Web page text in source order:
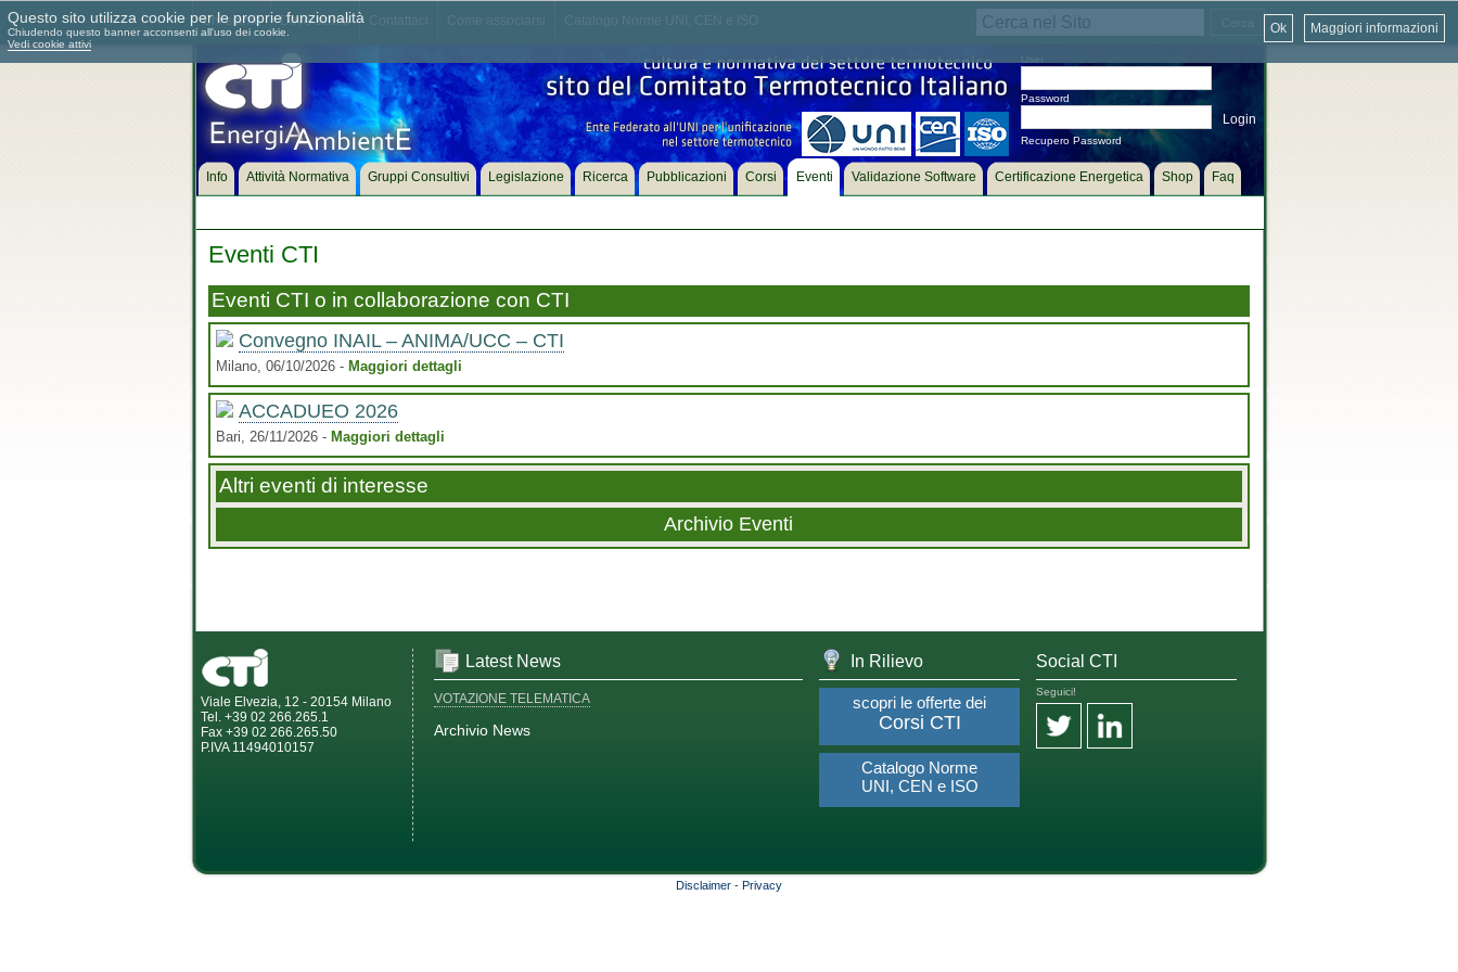
Chi siamo Dove siamo
Password
Recupero Password
Info Attività Normativa Gruppi Consultivi Legislazione Ricerca Pubblicazioni Corsi Eventi Validazione Software Certificazione Energetica Shop Faq
Eventi CTI
Eventi CTI o in collaborazione con CTI
Convegno INAIL – ANIMA/UCC – CTI
Milano, 06/10/2026 - Maggiori dettagli
ACCADUEO 2026
Bari, 26/11/2026 - Maggiori dettagli
Altri eventi di interesse
Archivio Eventi
Viale Elvezia, 12 - 20154 Milano
Tel. +39 02 266.265.1
Fax +39 02 266.265.50
P.IVA 11494010157
Latest News
VOTAZIONE TELEMATICA
Archivio News
In Rilievo
scopri le offerte dei
Corsi CTI
Catalogo Norme
UNI, CEN e ISO
Social CTI
Seguici!
Disclaimer - Privacy
Questo sito utilizza cookie per le proprie funzionalità
Chiudendo questo banner acconsenti all'uso dei cookie.
Vedi cookie attivi
Maggiori informazioni
Ok